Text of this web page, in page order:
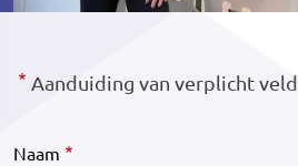
Aanduiding van verplicht veld
Naam